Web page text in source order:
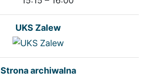
UKS Zalew
Strona archiwalna